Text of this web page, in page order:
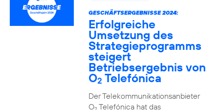
GESCHÄFTSERGEBNISSE 2024:
Erfolgreiche
Umsetzung des
Strategieprogramms
steigert
Betriebsergebnis von
O2 Telefónica
Der Telekommunikationsanbieter
O Telefónica hat das